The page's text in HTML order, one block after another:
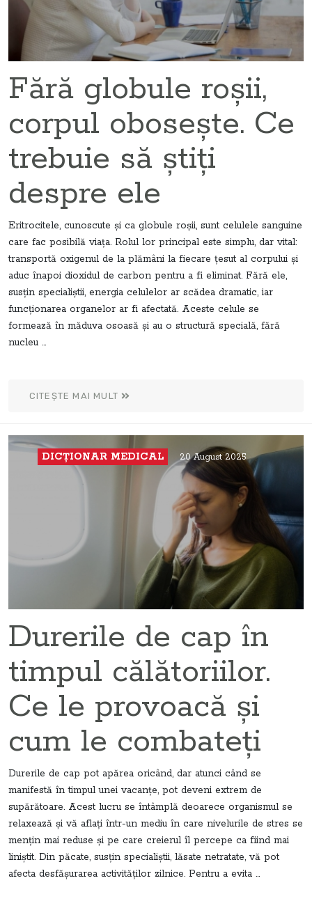
Fără globule roșii,
corpul obosește. Ce
trebuie să știți
despre ele
Eritrocitele, cunoscute și ca globule roșii, sunt celulele sanguine
care fac posibilă viața. Rolul lor principal este simplu, dar vital:
transportă oxigenul de la plămâni la fiecare țesut al corpului și
aduc înapoi dioxidul de carbon pentru a fi eliminat. Fără ele,
susțin specialiștii, energia celulelor ar scădea dramatic, iar
funcționarea organelor ar fi afectată. Aceste celule se
formează în măduva osoasă și au o structură specială, fără
nucleu ...
CITEȘTE MAI MULT
DICŢIONAR MEDICAL 20 August 2025
Durerile de cap în
timpul călătoriilor.
Ce le provoacă și
cum le combateți
Durerile de cap pot apărea oricând, dar atunci când se
manifestă în timpul unei vacanțe, pot deveni extrem de
supărătoare. Acest lucru se întâmplă deoarece organismul se
relaxează și vă aflați într-un mediu în care nivelurile de stres se
mențin mai reduse și pe care creierul îl percepe ca fiind mai
liniștit. Din păcate, susțin specialiștii, lăsate netratate, vă pot
afecta desfășurarea activităților zilnice. Pentru a evita ...